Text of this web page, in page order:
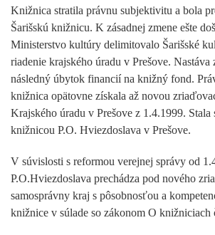
Knižnica stratila právnu subjektivitu a bola
Šarišskú knižnicu. K zásadnej zmene ešte
Ministerstvo kultúry delimitovalo Šarišské
riadenie krajského úradu v Prešove. Nastáva
následný úbytok financií na knižný fond.
knižnica opätovne získala až novou
Krajského úradu v Prešove z 1.4.1999. Stala
knižnicou P.O. Hviezdoslava v Prešove.
V súvislosti s reformou verejnej správy od
P.O.Hviezdoslava prechádza pod nového
samosprávny kraj s pôsobnosťou a
knižnice v súlade so zákonom O knižniciach